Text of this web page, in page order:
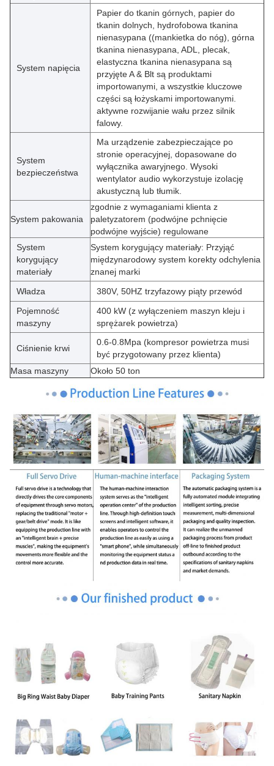
System napięcia
Papier do tkanin górnych, papier do
tkanin dolnych, hydrofobowa tkanina
nienasypana ((mankietka do nóg), górna
tkanina nienasypana, ADL, plecak,
elastyczna tkanina nienasypana są
przyjęte A & Blt są produktami
importowanymi, a wszystkie kluczowe
części są łożyskami importowanymi.
aktywne rozwijanie wału przez silnik
falowy.
System
bezpieczeństwa
Ma urządzenie zabezpieczające po
stronie operacyjnej, dopasowane do
wyłącznika awaryjnego. Wysoki
wentylator audio wykorzystuje izolację
akustyczną lub tłumik.
System pakowania
zgodnie z wymaganiami klienta z
paletyzatorem (podwójne pchnięcie
podwójne wyjście) regulowane
System
korygujący
materiały
System korygujący materiały: Przyjąć
międzynarodowy system korekty odchylenia
znanej marki
Władza
380V, 50HZ trzyfazowy piąty przewód
Pojemność
maszyny
400 kW (z wyłączeniem maszyn kleju i
sprężarek powietrza)
Ciśnienie krwi
0.6-0.8Mpa (kompresor powietrza musi
być przygotowany przez klienta)
Masa maszyny
Około 50 ton